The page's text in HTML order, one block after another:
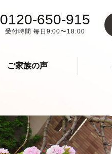
0120-650-915
受付時間 毎日9:00〜18:00
ご家族の声